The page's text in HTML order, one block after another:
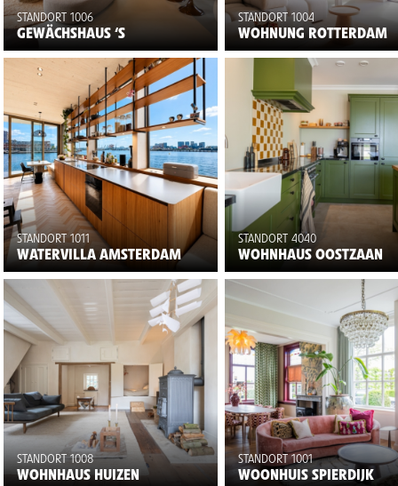
STANDORT 1006
GEWÄCHSHAUS ‘S
STANDORT 1004
WOHNUNG ROTTERDAM
STANDORT 1011
WATERVILLA AMSTERDAM
STANDORT 4040
WOHNHAUS OOSTZAAN
STANDORT 1008
WOHNHAUS HUIZEN
STANDORT 1001
WOONHUIS SPIERDIJK